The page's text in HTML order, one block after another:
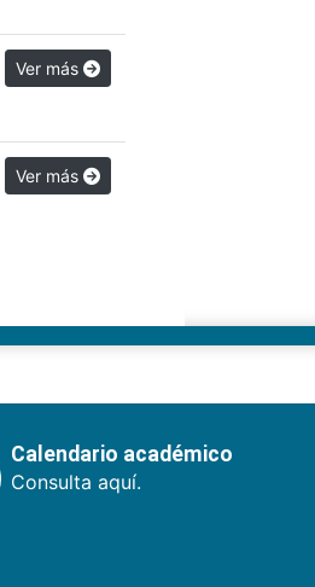
Ver más
Ver más
Calendario académico
Consulta aquí.